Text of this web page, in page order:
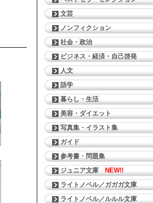
文芸
ノンフィクション
社会・政治
ビジネス・経済・自己啓発
人文
語学
暮らし・生活
美容・ダイエット
写真集・イラスト集
ガイド
参考書・問題集
ジュニア文庫
NEW!!
ライトノベル／ガガガ文庫
ライトノベル／ルルル文庫